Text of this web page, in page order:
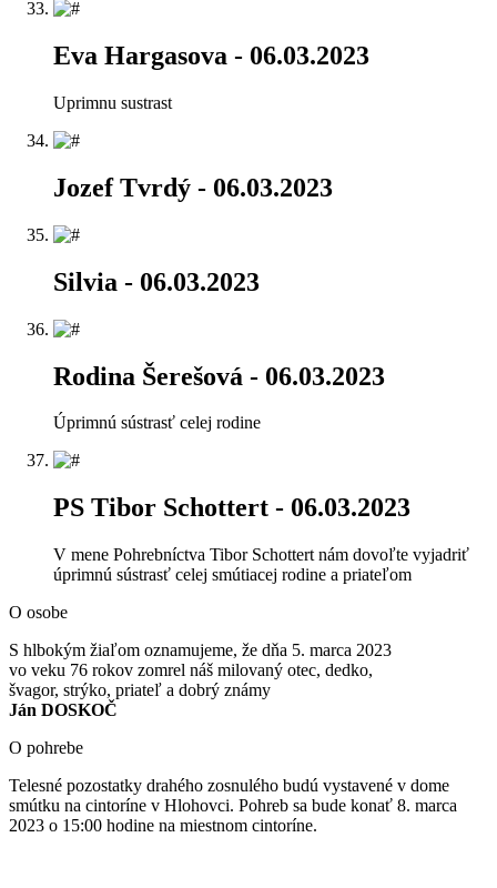
Eva Hargasova - 06.03.2023
Uprimnu sustrast
Jozef Tvrdý - 06.03.2023
Silvia - 06.03.2023
Rodina Šerešová - 06.03.2023
Úprimnú sústrasť celej rodine
PS Tibor Schottert - 06.03.2023
V mene Pohrebníctva Tibor Schottert nám dovoľte vyjadriť
úprimnú sústrasť celej smútiacej rodine a priateľom
O osobe
S hlbokým žiaľom oznamujeme, že dňa 5. marca 2023
vo veku 76 rokov zomrel náš milovaný otec, dedko,
švagor, strýko, priateľ a dobrý známy
Ján DOSKOČ
O pohrebe
Telesné pozostatky drahého zosnulého budú vystavené v dome
smútku na cintoríne v Hlohovci. Pohreb sa bude konať 8. marca
2023 o 15:00 hodine na miestnom cintoríne.